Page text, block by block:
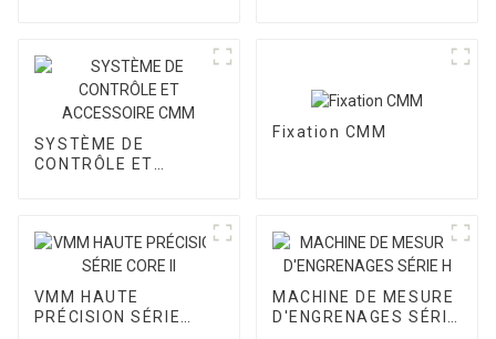
SYSTÈME DE
CONTRÔLE ET
Fixation CMM
VMM HAUTE
PRÉCISION SÉRIE
MACHINE DE MESURE
D'ENGRENAGES SÉRIE